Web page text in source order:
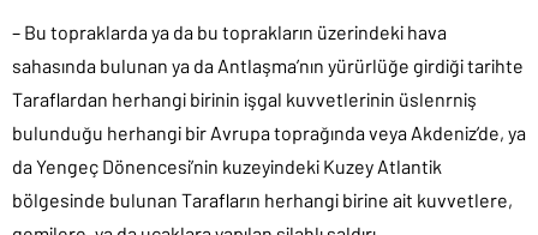
– Bu topraklarda ya da bu toprakların üzerindeki hava
sahasında bulunan ya da Antlaşma’nın yürürlüğe girdiği tarihte
Taraflardan herhangi birinin işgal kuvvetlerinin üslenrniş
bulunduğu herhangi bir Avrupa toprağında veya Akdeniz’de, ya
da Yengeç Dönencesi’nin kuzeyindeki Kuzey Atlantik
bölgesinde bulunan Tarafların herhangi birine ait kuvvetlere,